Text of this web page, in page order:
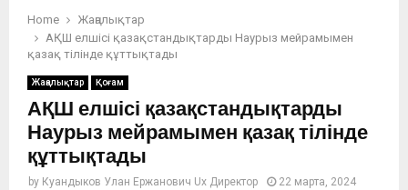
Home
Жаңалықтар
АҚШ елшісі қазақстандықтарды Наурыз мейрамымен
қазақ тілінде құттықтады
Жаңалықтар Қоғам
АҚШ елшісі қазақстандықтарды
Наурыз мейрамымен қазақ тілінде
құттықтады
by Куандыков Улан Ержанович Ux Директор
22 марта, 2024